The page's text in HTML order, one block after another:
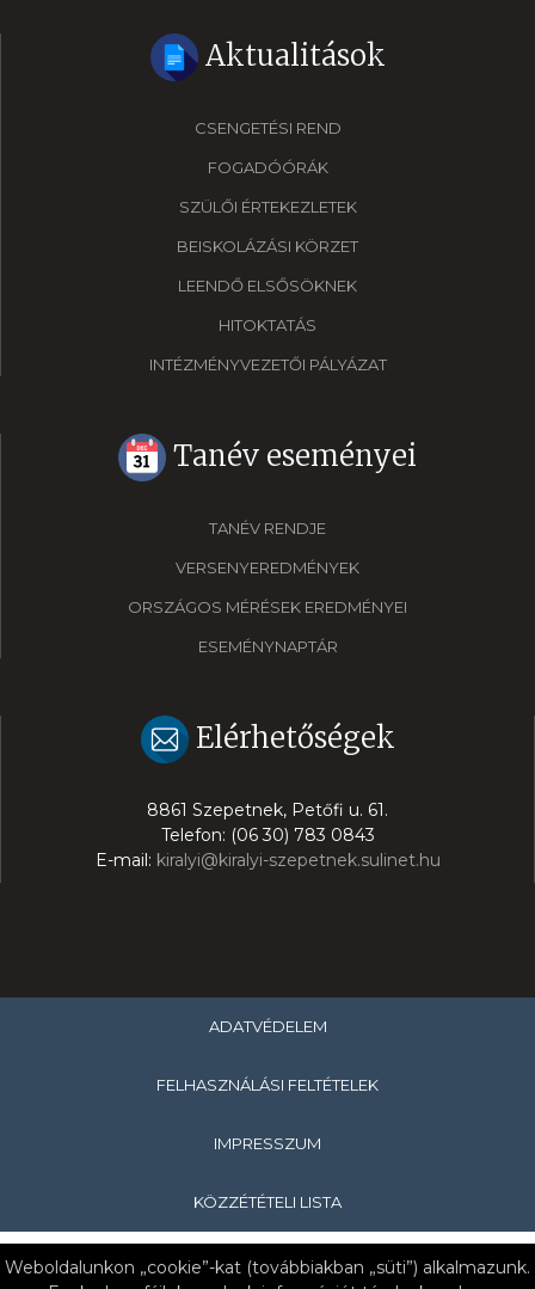
Weboldalunkon „cookie”-kat (továbbiakban „süti”) alkalmazunk.
Aktualitások
CSENGETÉSI REND
FOGADÓÓRÁK
SZÜLŐI ÉRTEKEZLETEK
BEISKOLÁZÁSI KÖRZET
LEENDŐ ELSŐSÖKNEK
HITOKTATÁS
INTÉZMÉNYVEZETŐI PÁLYÁZAT
Tanév eseményei
TANÉV RENDJE
VERSENYEREDMÉNYEK
ORSZÁGOS MÉRÉSEK EREDMÉNYEI
ESEMÉNYNAPTÁR
Elérhetőségek
8861 Szepetnek, Petőfi u. 61.
Telefon: (06 30) 783 0843
E-mail: kiralyi@kiralyi-szepetnek.sulinet.hu
ADATVÉDELEM
FELHASZNÁLÁSI FELTÉTELEK
IMPRESSZUM
KÖZZÉTÉTELI LISTA
Copyright © 2019 Királyi Pál Általános Iskola & Nagykanizsa